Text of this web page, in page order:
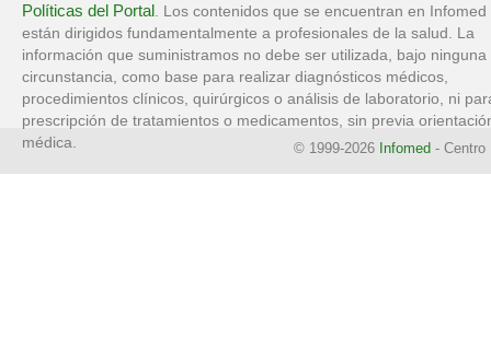
Políticas del Portal. Los contenidos que se encuentran en Infomed
están dirigidos fundamentalmente a profesionales de la salud. La
información que suministramos no debe ser utilizada, bajo ninguna
circunstancia, como base para realizar diagnósticos médicos,
procedimientos clínicos, quirúrgicos o análisis de laboratorio, ni
prescripción de tratamientos o medicamentos, sin previa
médica.
© 1999-2026 Infomed - Centro